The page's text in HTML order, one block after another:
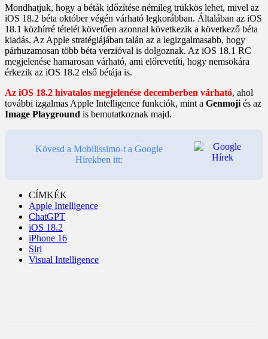
Mondhatjuk, hogy a béták időzítése némileg trükkös lehet, mivel az
iOS 18.2 béta október végén várható legkorábban. Általában az iOS
18.1 közhírré tételét követően azonnal következik a következő béta
kiadás. Az Apple stratégiájában talán az a legizgalmasabb, hogy
párhuzamosan több béta verzióval is dolgoznak. Az iOS 18.1 RC
megjelenése hamarosan várható, ami előrevetíti, hogy nemsokára
érkezik az iOS 18.2 első bétája is.
Az iOS 18.2 hivatalos megjelenése decemberben várható, ahol
további izgalmas Apple Intelligence funkciók, mint a Genmoji és az
Image Playground is bemutatkoznak majd.
Kövesd a Mobilissimo-t a Google
Hírekben itt:
CÍMKÉK
Apple Intelligence
ChatGPT
iOS 18.2
iPhone 16
Siri
Visual Intelligence